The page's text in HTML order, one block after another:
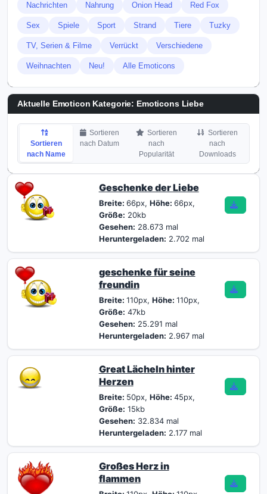
Nachrichten Nahrung Onion Head Red Fox
Sex Spiele Sport Strand Tiere Tuzky
TV, Serien & Filme Verrückt Verschiedene
Weihnachten Neu! Alle Emoticons
Aktuelle Emoticon Kategorie: Emoticons Liebe
Sortieren
nach Name
Sortieren
nach Datum
Sortieren
nach
Popularität
Sortieren
nach
Downloads
Geschenke der Liebe
Breite: 66px, Höhe: 66px,
Größe: 20kb
Gesehen: 28.673 mal
Heruntergeladen: 2.702 mal
geschenke für seine
freundin
Breite: 110px, Höhe: 110px,
Größe: 47kb
Gesehen: 25.291 mal
Heruntergeladen: 2.967 mal
Great Lächeln hinter
Herzen
Breite: 50px, Höhe: 45px,
Größe: 15kb
Gesehen: 32.834 mal
Heruntergeladen: 2.177 mal
Großes Herz in
flammen